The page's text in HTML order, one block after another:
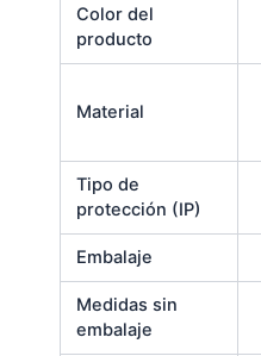
Color del
producto
Material
Tipo de
protección (IP)
Embalaje
Medidas sin
embalaje